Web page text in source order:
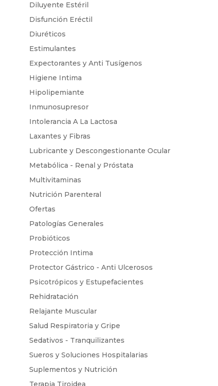
Diluyente Estéril
Disfunción Eréctil
Diuréticos
Estimulantes
Expectorantes y Anti Tusígenos
Higiene Intima
Hipolipemiante
Inmunosupresor
Intolerancia A La Lactosa
Laxantes y Fibras
Lubricante y Descongestionante Ocular
Metabólica - Renal y Próstata
Multivitaminas
Nutrición Parenteral
Ofertas
Patologías Generales
Probióticos
Protección Intima
Protector Gástrico - Anti Ulcerosos
Psicotrópicos y Estupefacientes
Rehidratación
Relajante Muscular
Salud Respiratoria y Gripe
Sedativos - Tranquilizantes
Sueros y Soluciones Hospitalarias
Suplementos y Nutrición
Terapia Tiroidea